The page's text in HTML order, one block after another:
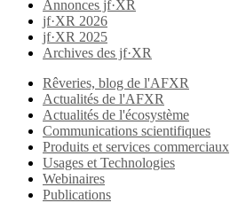
Annonces jf·XR
jf·XR 2026
jf·XR 2025
Archives des jf·XR
Rêveries, blog de l'AFXR
Actualités de l'AFXR
Actualités de l'écosystème
Communications scientifiques
Produits et services commerciaux
Usages et Technologies
Webinaires
Publications